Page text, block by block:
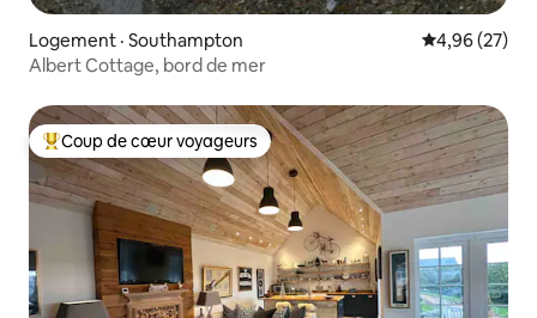
Logement · Southampton Note
4,96 (27)
Albert Cottage, bord de mer
Coup de cœur voyageurs parmi les plus aimés
Coup de cœur voyageurs